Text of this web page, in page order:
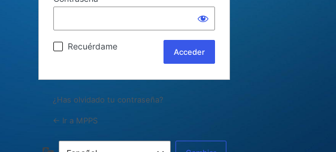
Recuérdame
¿Has olvidado tu contraseña?
← Ir a MPPS